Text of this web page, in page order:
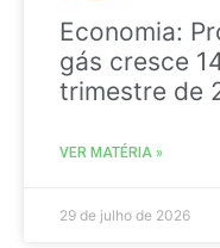
Economia:
gás cresce
trimestre de
VER MATÉRIA »
29 de julho de 2026